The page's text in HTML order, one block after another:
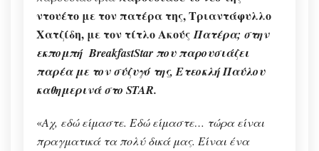
ντουέτο με τον πατέρα της, Τριαντάφυλλο
Χατζίδη, με τον τίτλο ΑκούςΠατέρα; στην
εκπομπή BreakfastStar που παρουσιάζει
παρέα με τον σύζυγό της, Ετεοκλή Παύλου
καθημερινά στο STAR.
«Αχ, εδώ είμαστε. Εδώ είμαστε… τώρα είναι
πραγματικά τα πολύ δικά μας. Είναι ένα